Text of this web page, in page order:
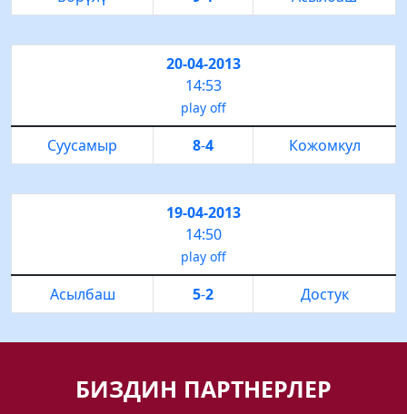
20-04-2013
14:53
play off
Суусамыр 8-4 Кожомкул
19-04-2013
14:50
play off
Асылбаш 5-2 Достук
БИЗДИН ПАРТНЕРЛЕР